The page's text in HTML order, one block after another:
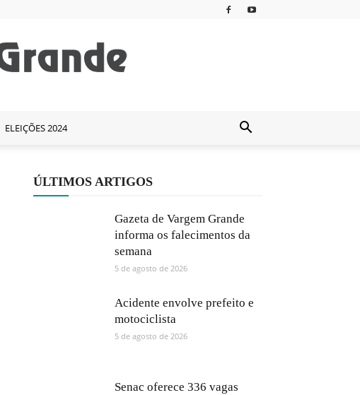
ELEIÇÕES 2024
ÚLTIMOS ARTIGOS
Gazeta de Vargem Grande
informa os falecimentos da
semana
5 de agosto de 2026
Acidente envolve prefeito e
motociclista
5 de agosto de 2026
Senac oferece 336 vagas